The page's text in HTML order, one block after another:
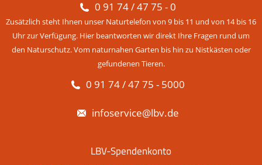
0 91 74 / 47 75 - 0
Zusätzlich steht Ihnen unser Naturtelefon von 9 bis 11 und von 14 bis 16
Uhr zur Verfügung. Hier beantworten wir direkt Ihre Fragen rund um
den Naturschutz. Vom naturnahen Garten bis hin zu Nistkästen oder
gefundenen Tieren.
0 91 74 / 47 75 - 5000
infoservice@lbv.de
LBV-Spendenkonto